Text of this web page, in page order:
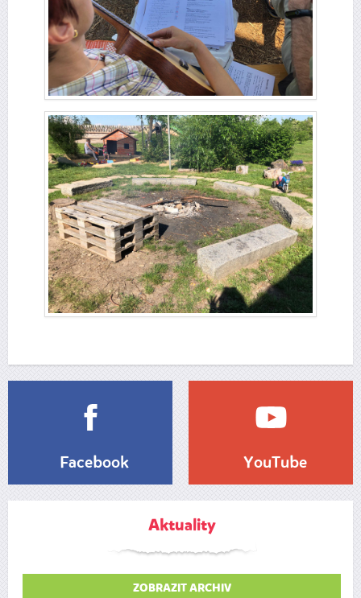
Facebook YouTube
Aktuality
ZOBRAZIT ARCHIV